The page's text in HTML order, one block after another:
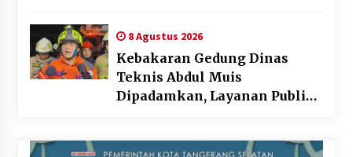
8 Agustus 2026
Kebakaran Gedung Dinas
Teknis Abdul Muis
Dipadamkan, Layanan Publik